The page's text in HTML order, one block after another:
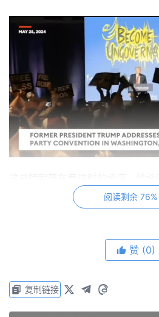
一天为 Ross 减刑甚至赦免。距
去了 6 个月，他当时在会上的承
总统顾问委员会、为 Ross 减刑甚
一言一行，都好像在证明和暗示
会一一实现的，而下一个可能就
阅读剩余 76%
赞 (0)
复制链接